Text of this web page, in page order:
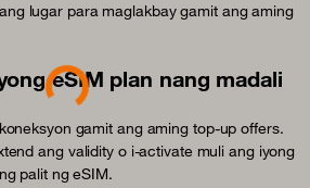
lugar para maglakbay gamit ang aming
eSIM plan nang madali
gamit ang aming top-up offers.
ang validity o i-activate muli ang iyong
palit ng eSIM.
Loading...